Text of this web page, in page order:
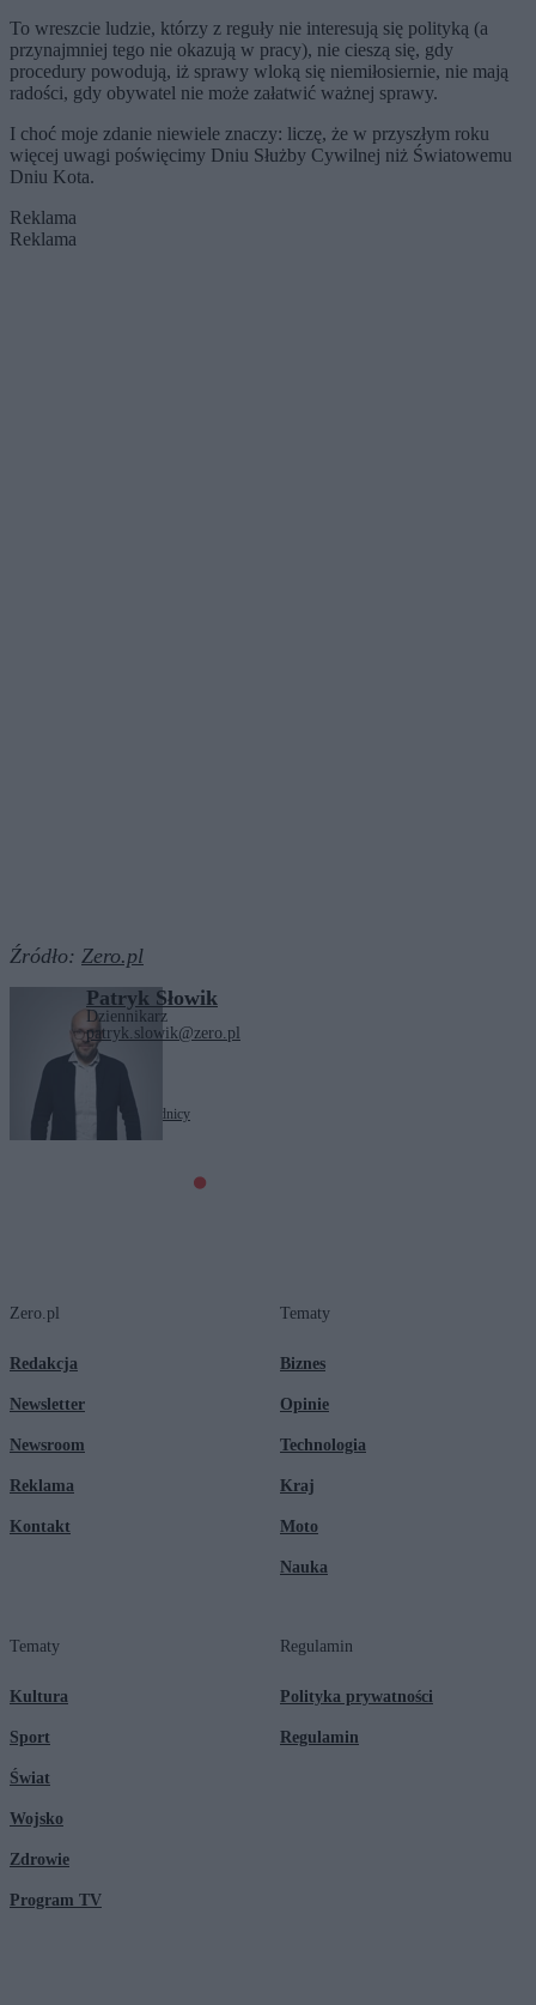
To wreszcie ludzie, którzy z reguły nie interesują się polityką (a
przynajmniej tego nie okazują w pracy), nie cieszą się, gdy
procedury powodują, iż sprawy wloką się niemiłosiernie, nie mają
radości, gdy obywatel nie może załatwić ważnej sprawy.
I choć moje zdanie niewiele znaczy: liczę, że w przyszłym roku
więcej uwagi poświęcimy Dniu Służby Cywilnej niż Światowemu
Dniu Kota.
Reklama
Reklama
Źródło: Zero.pl
Patryk Słowik
Dziennikarz
patryk.slowik@zero.pl
Tagi:służba cywilna urzędnicy
Zero.pl
Redakcja
Newsletter
Newsroom
Reklama
Kontakt
Tematy
Biznes
Opinie
Technologia
Kraj
Moto
Nauka
Tematy
Kultura
Sport
Świat
Wojsko
Zdrowie
Program TV
Regulamin
Polityka prywatności
Regulamin